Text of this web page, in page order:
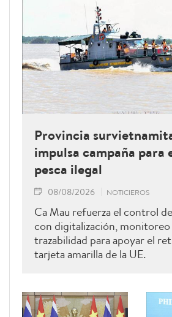
Provincia
impulsa campaña para
pesca ilegal
08/08/2026 NOTICIEROS
Ca Mau refuerza el control
con digitalización,
trazabilidad para apoyar el
tarjeta amarilla de la UE.